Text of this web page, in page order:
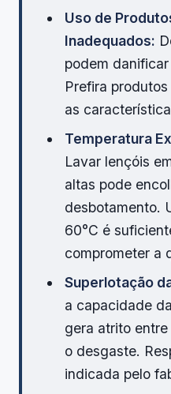
Uso de
Inadequados:
podem
Prefira
as
Temperatura
Lavar lençóis
altas pode
desbotamento.
60°C é
comprometer a
Superlotação
a capacidade
gera atrito
o desgaste.
indicada pelo